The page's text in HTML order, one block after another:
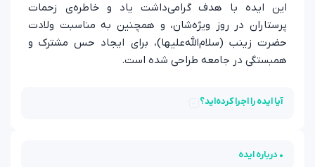
• درباره ایده
این ایده با هدف گرامی‌داشت یاد و خاطره‌ی زحمات
پرستاران در روز ویژه‌شان، و همچنین به مناسبت ولادت
حضرت زینب (سلام‌الله‌علیها)، برای ایجاد حس مشترک و
همبستگی در جامعه طراحی شده است.
آیا ایده را اجرا کرده‌اید؟